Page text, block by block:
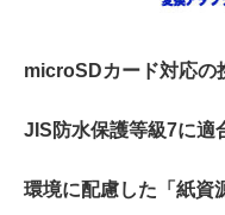
microSDカード対応の
JIS防水保護等級7に適
環境に配慮した「紙資